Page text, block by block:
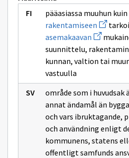
pääasiassa muuhun kuin
rakentamiseen Avaa
uuden
ikkunan
sivulle
asemakaavan Avaa
uuden
ikkunan
sivulle
suunnittelu,
kunnan, valtion tai
vastuulla
område som i
annat ändamål än
och vars ibruktagande,
och användning enligt
kommunens, statens
offentligt samfunds